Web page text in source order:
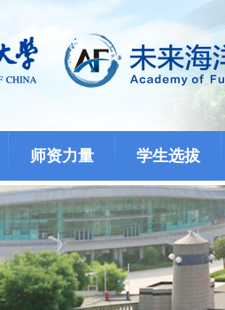
师资力量 学生选拔